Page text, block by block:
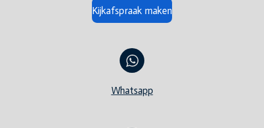
Kijkafspraak maken
Whatsapp